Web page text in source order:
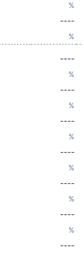
%
----
%
----
%
----
%
----
%
----
%
----
%
----
%
----